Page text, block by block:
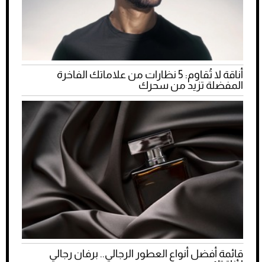
أناقة لا تُقاوم: 5 نظارات من علاماتك الفاخرة
المفضلة تزيد من سحرك
قائمة أفضل أنواع العطور الرجالي.. برفان رجالي